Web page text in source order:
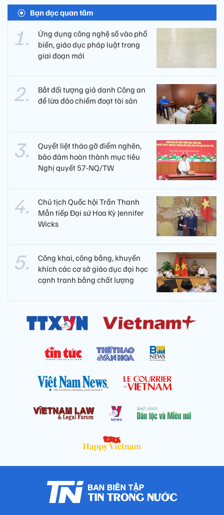
Bạn đọc quan tâm
Ứng dụng công nghệ số vào phổ
biến, giáo dục pháp luật trong
giai đoạn mới
Bắt đối tượng giả danh Công an
để lừa đảo chiếm đoạt tài sản
Quyết liệt tháo gỡ điểm nghẽn,
bảo đảm hoàn thành mục tiêu
Nghị quyết 57-NQ/TW
Chủ tịch Quốc hội Trần Thanh
Mẫn tiếp Đại sứ Hoa Kỳ Jennifer
Wicks
Công khai, công bằng, khuyến
khích các cơ sở giáo dục đại học
cạnh tranh bằng chất lượng​